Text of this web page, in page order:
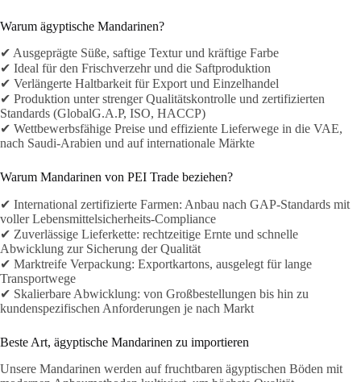
Warum ägyptische Mandarinen?
✔ Ausgeprägte Süße, saftige Textur und kräftige Farbe
✔ Ideal für den Frischverzehr und die Saftproduktion
✔ Verlängerte Haltbarkeit für Export und Einzelhandel
✔ Produktion unter strenger Qualitätskontrolle und zertifizierten
Standards (GlobalG.A.P, ISO, HACCP)
✔ Wettbewerbsfähige Preise und effiziente Lieferwege in die VAE,
nach Saudi-Arabien und auf internationale Märkte
Warum Mandarinen von PEI Trade beziehen?
✔ International zertifizierte Farmen: Anbau nach GAP-Standards mit
voller Lebensmittelsicherheits-Compliance
✔ Zuverlässige Lieferkette: rechtzeitige Ernte und schnelle
Abwicklung zur Sicherung der Qualität
✔ Marktreife Verpackung: Exportkartons, ausgelegt für lange
Transportwege
✔ Skalierbare Abwicklung: von Großbestellungen bis hin zu
kundenspezifischen Anforderungen je nach Markt
Beste Art, ägyptische Mandarinen zu importieren
Unsere Mandarinen werden auf fruchtbaren ägyptischen Böden mit